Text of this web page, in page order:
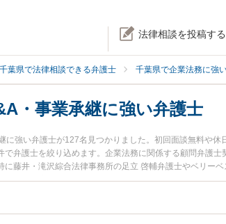
法律相談を投稿する
千葉県で法律相談できる弁護士 千葉県で企業法務に強
・事業承継に強い弁護士
に強い弁護士が127名見つかりました。初回面談無料や
で弁護士を絞り込めます。企業法務に関係する顧問弁護
に藤井・滝沢綜合法律事務所の足立 啓輔弁護士やベリー
みなどが注目されています。『千葉県で土日や夜間に発
弁護士を検索したい』『初回相談無料でM&A・事業承継